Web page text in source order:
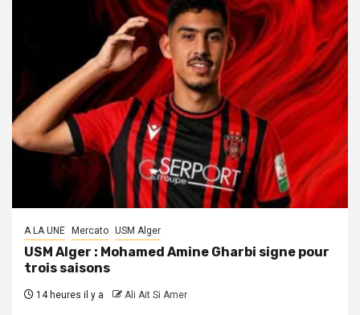
A LA UNE Mercato USM Alger
USM Alger : Mohamed Amine Gharbi signe pour
trois saisons
14 heures il y a Ali Ait Si Amer